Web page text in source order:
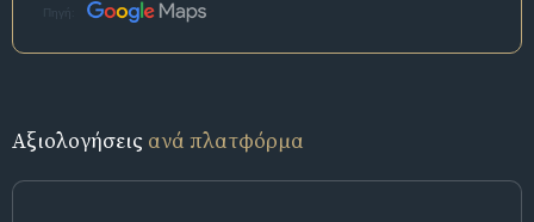
Πηγή:
Αξιολογήσεις ανά πλατφόρμα